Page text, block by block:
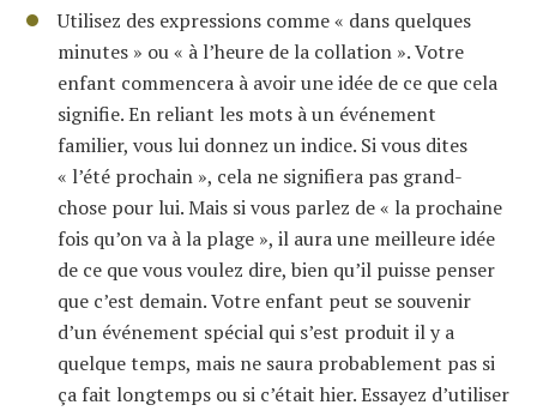
Utilisez des expressions comme « dans quelques
minutes » ou « à l’heure de la collation ». Votre
enfant commencera à avoir une idée de ce que cela
signifie. En reliant les mots à un événement
familier, vous lui donnez un indice. Si vous dites
« l’été prochain », cela ne signifiera pas grand-
chose pour lui. Mais si vous parlez de « la prochaine
fois qu’on va à la plage », il aura une meilleure idée
de ce que vous voulez dire, bien qu’il puisse penser
que c’est demain. Votre enfant peut se souvenir
d’un événement spécial qui s’est produit il y a
quelque temps, mais ne saura probablement pas si
ça fait longtemps ou si c’était hier. Essayez d’utiliser